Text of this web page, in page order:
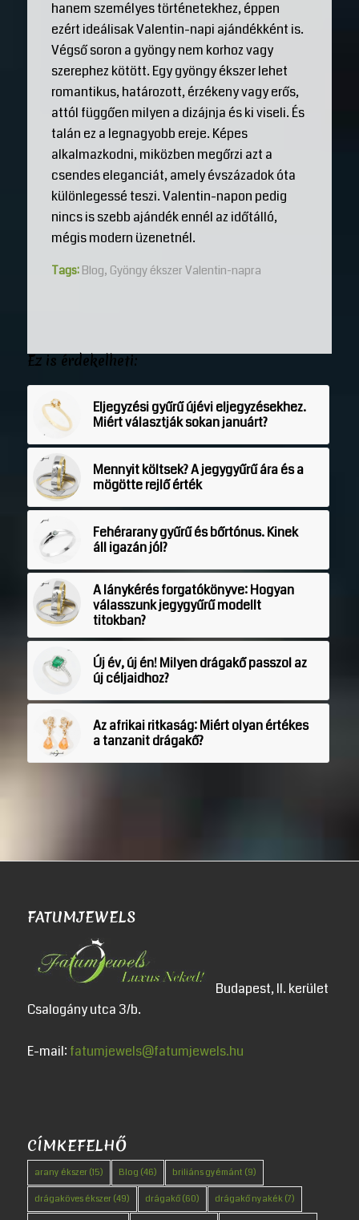
hanem személyes történetekhez, éppen
ezért ideálisak Valentin-napi ajándékként is.
Végső soron a gyöngy nem korhoz vagy
szerephez kötött. Egy gyöngy ékszer lehet
romantikus, határozott, érzékeny vagy erős,
attól függően milyen a dizájnja és ki viseli. És
talán ez a legnagyobb ereje. Képes
alkalmazkodni, miközben megőrzi azt a
csendes eleganciát, amely évszázadok óta
különlegessé teszi. Valentin-napon pedig
nincs is szebb ajándék ennél az időtálló,
mégis modern üzenetnél.
Tags: Blog, Gyöngy ékszer Valentin-napra
Ez is érdekelheti:
Eljegyzési gyűrű újévi eljegyzésekhez.
Miért választják sokan januárt?
Mennyit költsek? A jegygyűrű ára és a
mögötte rejlő érték
Fehérarany gyűrű és bőrtónus. Kinek
áll igazán jól?
A lánykérés forgatókönyve: Hogyan
válasszunk jegygyűrű modellt
titokban?
Új év, új én! Milyen drágakő passzol az
új céljaidhoz?
Az afrikai ritkaság: Miért olyan értékes
a tanzanit drágakő?
FATUMJEWELS
Budapest, II. kerület
Csalogány utca 3/b.
E-mail: fatumjewels@fatumjewels.hu
CÍMKEFELHŐ
arany ékszer(15) Blog (46) briliáns gyémánt (9)
drágaköves ékszer(49) drágakő(60) drágakő nyakék(7)